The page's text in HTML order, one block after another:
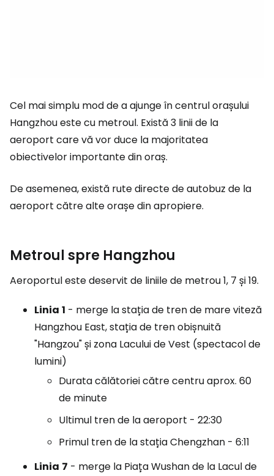
Cel mai simplu mod de a ajunge în centrul orașului
Hangzhou este cu metroul. Există 3 linii de la
aeroport care vă vor duce la majoritatea
obiectivelor importante din oraș.
De asemenea, există rute directe de autobuz de la
aeroport către alte orașe din apropiere.
Metroul spre Hangzhou
Aeroportul este deservit de liniile de metrou 1, 7 și 19.
Linia 1 - merge la stația de tren de mare viteză
Hangzhou East, stația de tren obișnuită
"Hangzou" și zona Lacului de Vest (spectacol de
lumini)
Durata călătoriei către centru aprox. 60
de minute
Ultimul tren de la aeroport - 22:30
Primul tren de la stația Chengzhan - 6:11
Linia 7 - merge la Piața Wushan de la Lacul de